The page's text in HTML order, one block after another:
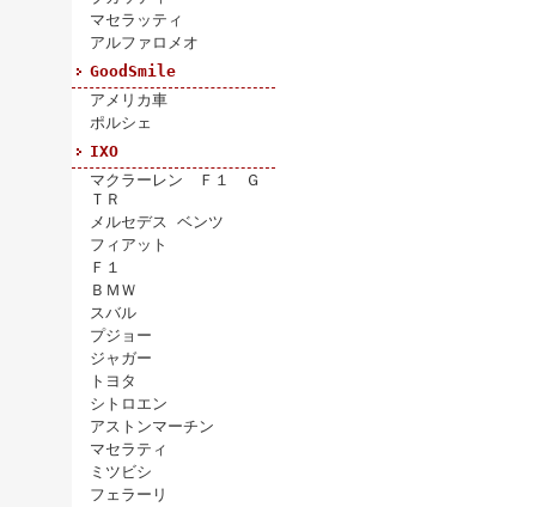
マセラッティ
アルファロメオ
GoodSmile
アメリカ車
ポルシェ
IXO
マクラーレン Ｆ１ Ｇ
ＴＲ
メルセデス ベンツ
フィアット
Ｆ１
ＢＭＷ
スバル
プジョー
ジャガー
トヨタ
シトロエン
アストンマーチン
マセラティ
ミツビシ
フェラーリ